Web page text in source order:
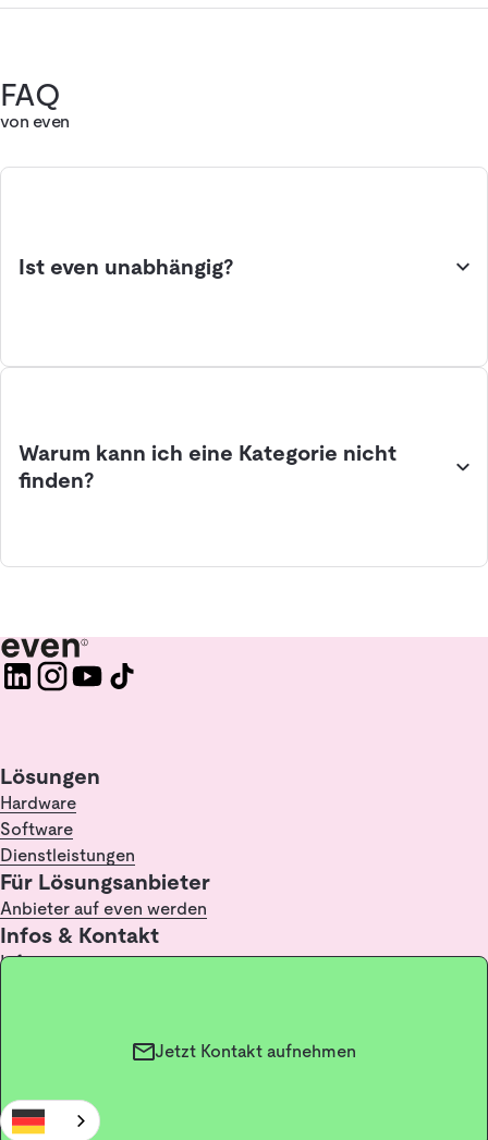
FAQ
von even
Ist even unabhängig?
Warum kann ich eine Kategorie nicht
finden?
Jetzt Kontakt aufnehmen
Lösungen
Hardware
Software
Dienstleistungen
Für Lösungsanbieter
Anbieter auf even werden
Infos & Kontakt
Infopoint
Glossar / Lexikon